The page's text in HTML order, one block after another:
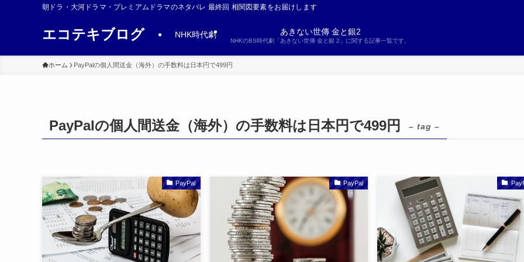
朝ドラ・大河ドラマ・プレミアムドラマのネタバレ 最終回 相関図要素をお届けします
エコテキブログ NHK時代劇 あきない世傳 金と銀2
NHKのBS時代劇「あきない世傳 金と銀 2」に関する記事一覧です。
ホーム PayPalの個人間送金（海外）の手数料は日本円で499円
PayPalの個人間送金（海外）の手数料は日本円で499円 – tag –
PayPal PayPal